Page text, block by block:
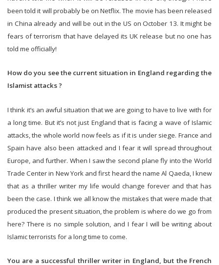
been told it will probably be on Netflix. The movie has been released
in China already and will be out in the US on October 13. It might be
fears of terrorism that have delayed its UK release but no one has
told me officially!
How do you see the current situation in England regarding the
Islamist attacks ?
I think it’s an awful situation that we are going to have to live with for
a long time. But it’s not just England that is facing a wave of Islamic
attacks, the whole world now feels as if it is under siege. France and
Spain have also been attacked and I fear it will spread throughout
Europe, and further. When I saw the second plane fly into the World
Trade Center in New York and first heard the name Al Qaeda, I knew
that as a thriller writer my life would change forever and that has
been the case. I think we all know the mistakes that were made that
produced the present situation, the problem is where do we go from
here? There is no simple solution, and I fear I will be writing about
Islamic terrorists for a long time to come.
You are a successful thriller writer in England, but the French